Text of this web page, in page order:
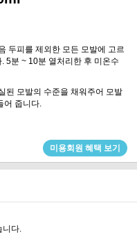
두피를 제외한 모든 모발에 고르
5분 ~ 10분 열처리한 후 미온수
된 모발의 수준을 채워주어 모발
어 줍니다.
미용회원 혜택 보기
니다.